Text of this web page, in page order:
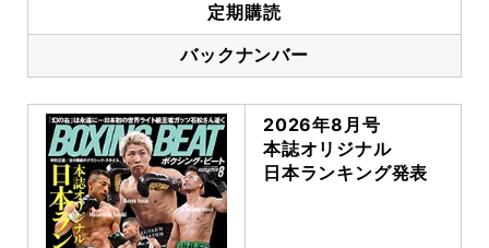
定期購読
バックナンバー
2026年8月号
本誌オリジナル
日本ランキング発表